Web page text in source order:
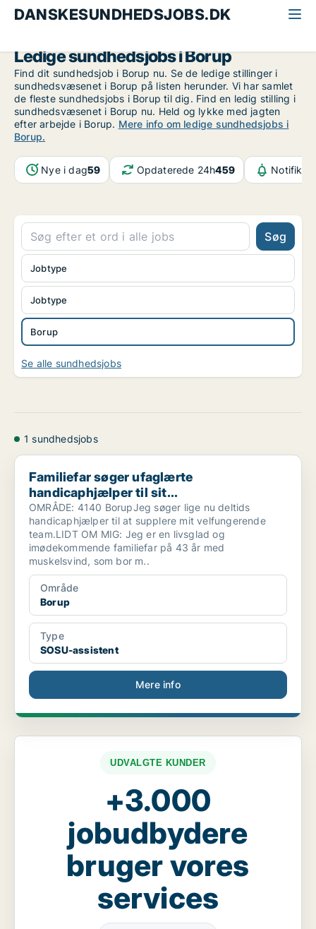
DANSKESUNDHEDSJOBS.DK
Ledige sundhedsjobs i Borup
Find dit sundhedsjob i Borup nu. Se de ledige stillinger i
sundhedsvæsenet i Borup på listen herunder. Vi har samlet
de fleste sundhedsjobs i Borup til dig. Find en ledig stilling i
sundhedsvæsenet i Borup nu. Held og lykke med jagten
efter arbejde i Borup. Mere info om ledige sundhedsjobs i
Borup.
Nye i dag59 Opdaterede 24h459
Søg
Jobtype
Borup
Jobtype
Se alle sundhedsjobs
1 sundhedsjobs
Familiefar søger ufaglærte handicaphjælper til sit...
Familiefar søger ufaglærte
handicaphjælper til sit...
OMRÅDE: 4140 BorupJeg søger lige nu deltids
handicaphjælper til at supplere mit velfungerende
team.LIDT OM MIG: Jeg er en livsglad og
imødekommende familiefar på 43 år med
muskelsvind, som bor m..
Område
Borup
Type
SOSU-assistent
Mere info
UDVALGTE KUNDER
+3.000
jobudbydere
bruger vores
services